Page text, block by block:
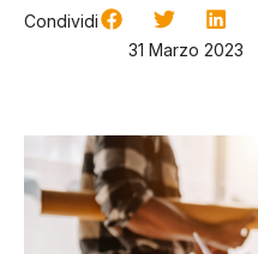
Condividi
31 Marzo 2023